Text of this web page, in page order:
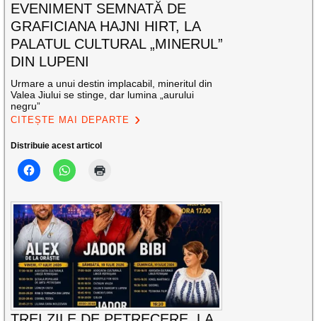
EVENIMENT SEMNATĂ DE
GRAFICIANA HAJNI HIRT, LA
PALATUL CULTURAL „MINERUL”
DIN LUPENI
Urmare a unui destin implacabil, mineritul din
Valea Jiului se stinge, dar lumina „aurului
negru”
CITEȘTE MAI DEPARTE
Distribuie acest articol